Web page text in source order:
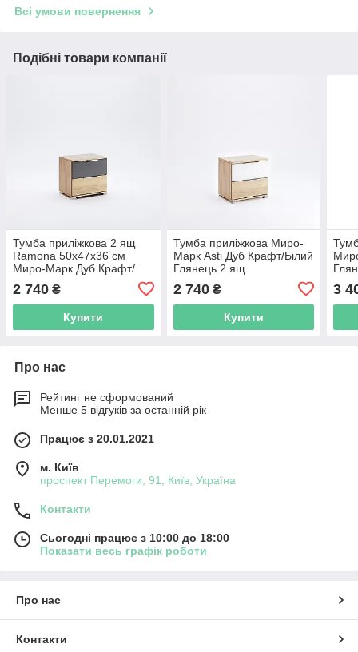
Всі умови повернення
Подібні товари компанії
Тумба приліжкова 2 ящ
Ramona 50х47х36 см
Миро-Марк Дуб Крафт/
2 740 ₴
Купити
Тумба приліжкова Миро-
Марк Asti Дуб Крафт/Білий
Глянець 2 ящ
2 740₴
Купити
3
Про нас
Рейтинг не сформований
Менше 5 відгуків за останній рік
Працює з 20.01.2021
м. Київ
проспект Перемоги, 91, Київ, Україна
Контакти
Сьогодні працює з 10:00 до 18:00
Показати весь графік роботи
Про нас
Контакти